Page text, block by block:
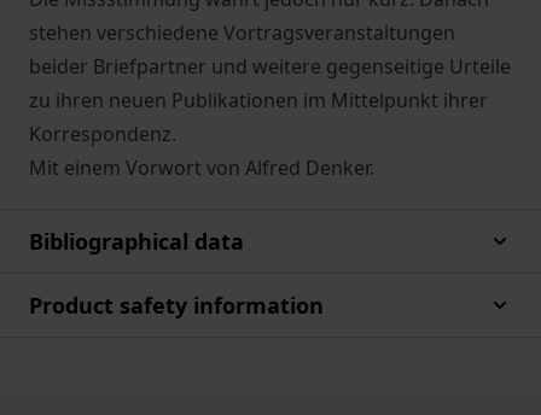
stehen verschiedene Vortragsveranstaltungen
beider Briefpartner und weitere gegenseitige Urteile
zu ihren neuen Publikationen im Mittelpunkt ihrer
Korrespondenz.
Mit einem Vorwort von Alfred Denker.
Bibliographical data
Product safety information